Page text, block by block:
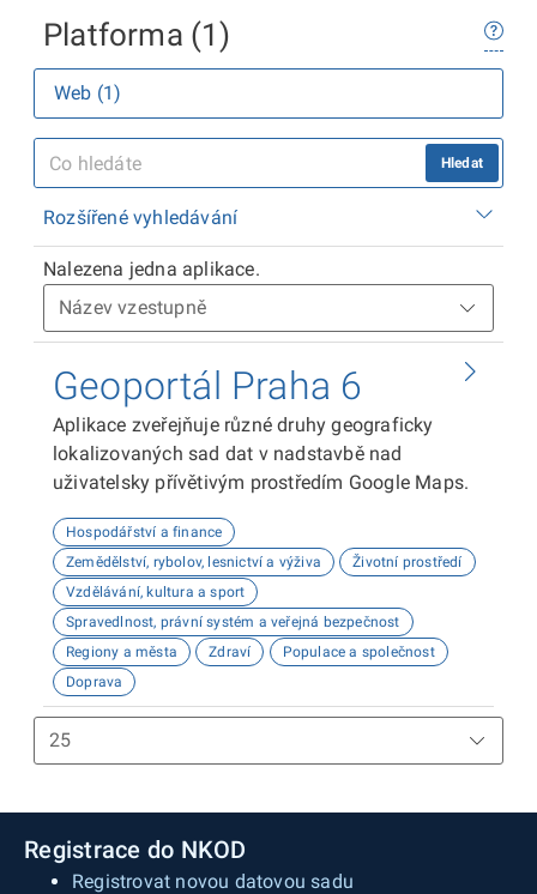
Platforma (1)
Web (1)
Hledat
Rozšířené vyhledávání
Nalezena jedna aplikace.
Geoportál Praha 6
Aplikace zveřejňuje různé druhy geograficky
lokalizovaných sad dat v nadstavbě nad
uživatelsky přívětivým prostředím Google Maps.
Hospodářství a finance
Zemědělství, rybolov, lesnictví a výživa
Životní prostředí
Vzdělávání, kultura a sport
Spravedlnost, právní systém a veřejná bezpečnost
Regiony a města
Zdraví
Populace a společnost
Doprava
Registrace do NKOD
Registrovat novou datovou sadu